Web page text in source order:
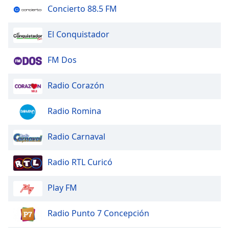
dialog
Escape
cancel
close
window.
Color
Opacity
Background
Color
Concierto 88.5 FM
El Conquistador
FM Dos
Radio Corazón
Radio Romina
Radio Carnaval
Radio RTL Curicó
Play FM
Radio Punto 7 Concepción